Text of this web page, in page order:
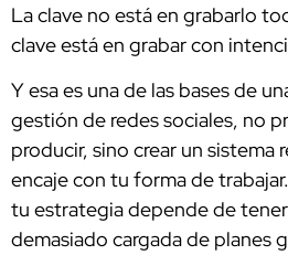
La clave no está en grabarlo
clave está en grabar con
Y esa es una de las bases de
gestión de redes sociales, no
producir, sino crear un sistema
encaje con tu forma de
tu estrategia depende de
demasiado cargada de planes